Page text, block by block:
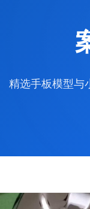
精选手板模型与